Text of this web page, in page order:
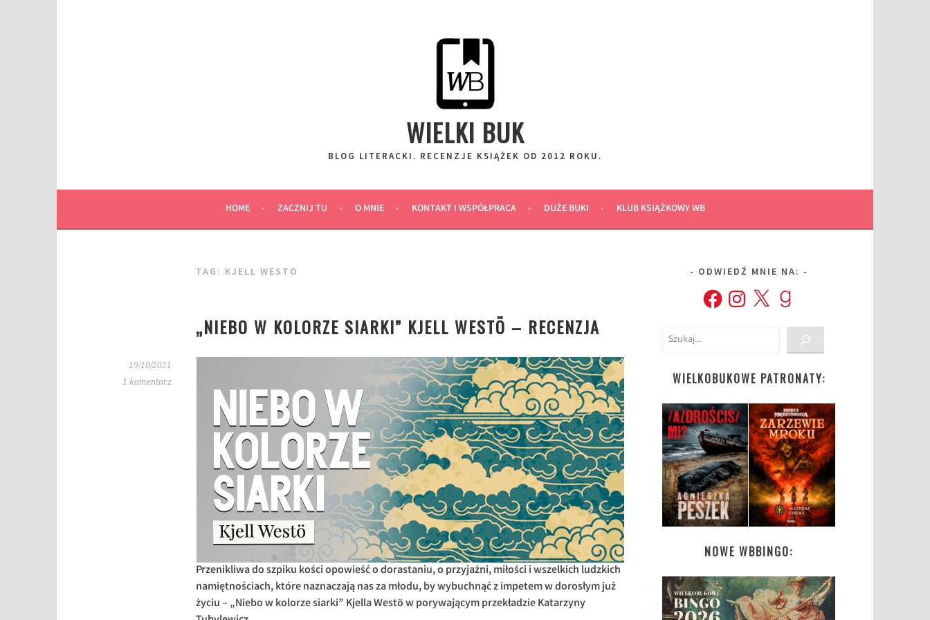
WIELKI BUK
BLOG LITERACKI. RECENZJE KSIĄŻEK OD 2012 ROKU.
HOME ZACZNIJ TU O MNIE KONTAKT I WSPÓŁPRACA DUŻE BUKI KLUB KSIĄŻKOWY WB
TAG: KJELL WESTO
„NIEBO W KOLORZE SIARKI” KJELL WESTÖ – RECENZJA
19/10/2021
1 komentarz
Przenikliwa do szpiku kości opowieść o dorastaniu, o przyjaźni, miłości i wszelkich ludzkich
namiętnościach, które naznaczają nas za młodu, by wybuchnąć z impetem w dorosłym już
życiu – „Niebo w kolorze siarki” Kjella Westö w porywającym przekładzie Katarzyny
ODWIEDŹ MNIE NA:
FacebookInstagram
X Goodreads
Szukaj
WIELKOBUKOWE PATRONATY:
NOWE WBBINGO: